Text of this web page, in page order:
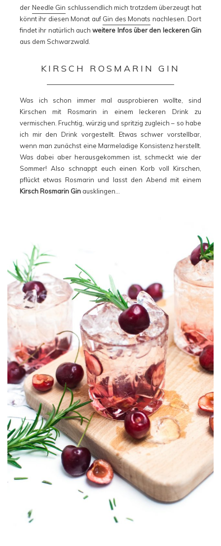
der Needle Gin schlussendlich mich trotzdem überzeugt hat
könnt ihr diesen Monat auf Gin des Monats nachlesen. Dort
findet ihr natürlich auchweitere Infos über den leckeren Gin
aus dem Schwarzwald.
KIRSCH ROSMARIN GIN
Was ich schon immer mal ausprobieren wollte, sind
Kirschen mit Rosmarin in einem leckeren Drink zu
vermischen. Fruchtig, würzig und spritzig zugleich – so habe
ich mir den Drink vorgestellt. Etwas schwer vorstellbar,
wenn man zunächst eine Marmeladige Konsistenz herstellt.
Was dabei aber herausgekommen ist, schmeckt wie der
Sommer! Also schnappt euch einen Korb voll Kirschen,
pflückt etwas Rosmarin und lasst den Abend mit einem
Kirsch Rosmarin Gin ausklingen…